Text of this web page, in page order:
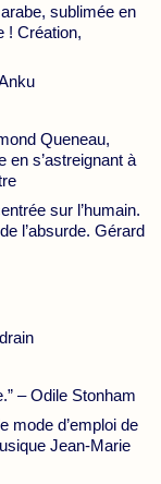
sublimée en
! Création,
Queneau,
s’astreignant à
sur l’humain.
l’absurde. Gérard
– Odile Stonham
mode d’emploi de
Jean-Marie